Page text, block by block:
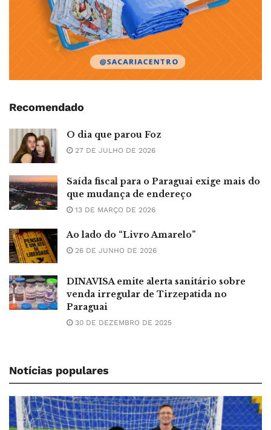
Recomendado
O dia que parou Foz
27 DE JULHO DE 2026
Saída fiscal para o Paraguai exige mais do
que mudança de endereço
13 DE MARÇO DE 2026
Ao lado do “Livro Amarelo”
26 DE JUNHO DE 2026
DINAVISA emite alerta sanitário sobre
venda irregular de Tirzepatida no
Paraguai
30 DE DEZEMBRO DE 2025
Notícias populares